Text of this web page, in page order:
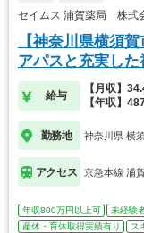
セイムス 浦賀薬局 株式
【神奈川県横須
アパスと充実し
給与
【月収】
【年収】
勤務地 神奈川県 横
アクセス 京急本線 浦
年収800万円以上可 未経験
産休・育休取得実績有り
ス